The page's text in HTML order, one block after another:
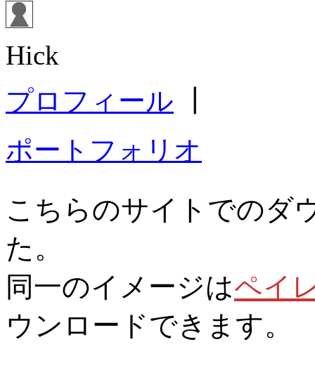
Hick
プロフィール
ポートフォリオ
こちらのサイトでのダ
た。
同一のイメージはペイ
ウンロードできます。